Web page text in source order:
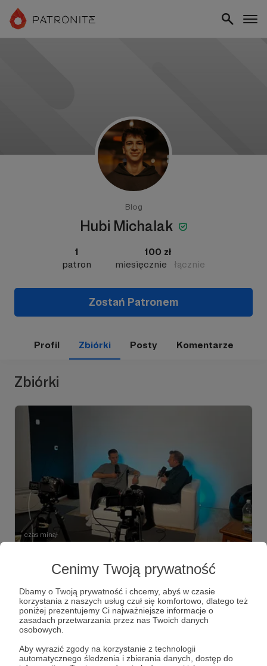
Cenimy Twoją prywatność
Dbamy o Twoją prywatność i chcemy, abyś w czasie
korzystania z naszych usług czuł się komfortowo, dlatego też
poniżej prezentujemy Ci najważniejsze informacje o
zasadach przetwarzania przez nas Twoich danych
osobowych.
Aby wyrazić zgody na korzystanie z technologii
automatycznego śledzenia i zbierania danych, dostęp do
Blog
Hubi Michalak
1
patron
100 zł
miesięcznie
łącznie
Zostań Patronem
Profil Zbiórki Posty Komentarze
Zbiórki
czas minął
Filmowe marzenia